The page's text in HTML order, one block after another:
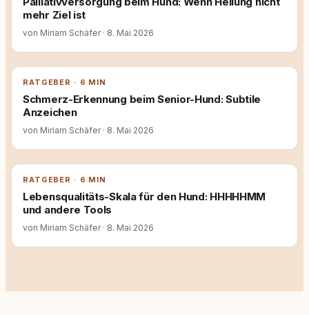
mehr Ziel ist
von Miriam Schäfer · 8. Mai 2026
RATGEBER · 6 MIN
Schmerz-Erkennung beim Senior-Hund: Subtile
Anzeichen
von Miriam Schäfer · 8. Mai 2026
RATGEBER · 6 MIN
Lebensqualitäts-Skala für den Hund: HHHHHMM
und andere Tools
von Miriam Schäfer · 8. Mai 2026